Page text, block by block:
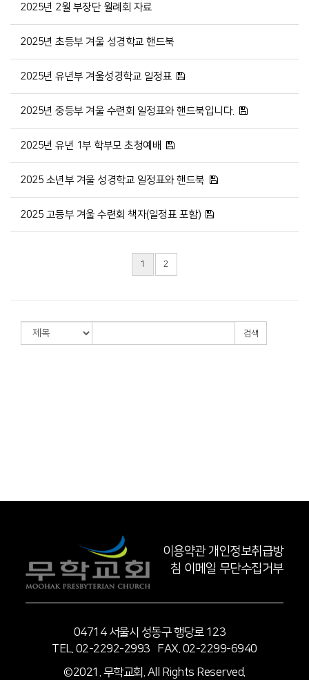
2025년 2월 부장단 월례회 자료
2025년 초등부 겨울 성경학교 핸드북
2025년 유년부 겨울성경학교 일정표
2025년 중등부 겨울 수련회 일정표와 핸드북입니다.
2025년 유년 1부 학부모 초청예배
2025 소년부 겨울 성경학교 일정표와 핸드북
2025 고등부 겨울 수련회 책자(일정표 포함)
1 2
검색
이용약관 개인정보취급방
침 이메일 무단수집거부
04714 서울시 성동구 행당로 123
TEL. 02-2292-2993 FAX. 02-2299-6940
©2021. 무학교회. All Rights Reserved.